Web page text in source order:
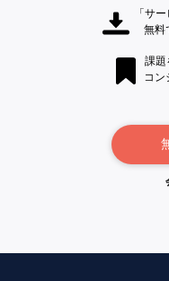
「サ
無料
課題
コン